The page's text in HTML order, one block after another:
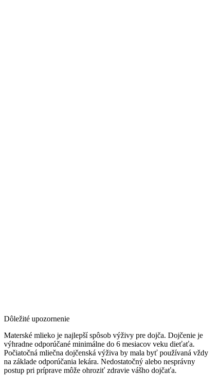
Dôležité upozornenie
Materské mlieko je najlepší spôsob výživy pre dojča. Dojčenie je
výhradne odporúčané minimálne do 6 mesiacov veku dieťaťa.
Počiatočná mliečna dojčenská výživa by mala byť používaná vždy
na základe odporúčania lekára. Nedostatočný alebo nesprávny
postup pri príprave môže ohroziť zdravie vášho dojčaťa.